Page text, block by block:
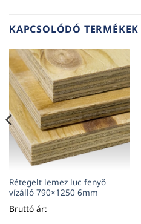
KAPCSOLÓDÓ TERMÉKEK
Rétegelt lemez luc fenyő
vízálló 790×1250 6mm
Bruttó ár: